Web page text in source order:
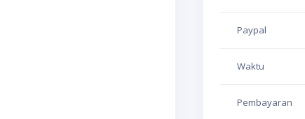
Paypal
Waktu
Pembayaran